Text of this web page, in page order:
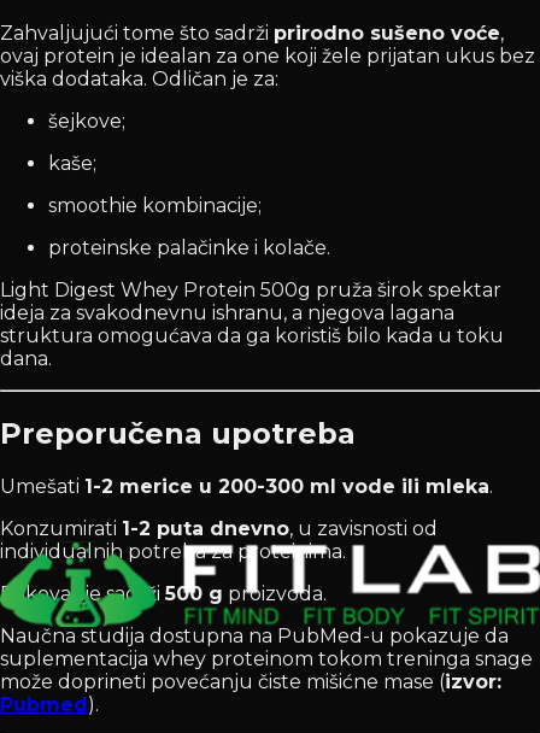
Zahvaljujući tome što sadrži prirodno sušeno voće,
ovaj protein je idealan za one koji žele prijatan ukus bez
viška dodataka. Odličan je za:
šejkove;
kaše;
smoothie kombinacije;
proteinske palačinke i kolače.
Light Digest Whey Protein 500g pruža širok spektar
ideja za svakodnevnu ishranu, a njegova lagana
struktura omogućava da ga koristiš bilo kada u toku
dana.
Preporučena upotreba
Umešati 1-2 merice u 200-300 ml vode ili mleka.
Konzumirati 1-2 puta dnevno, u zavisnosti od
individualnih potreba za proteinima.
Pakovanje sadrži500 g proizvoda.
Naučna studija dostupna na PubMed-u pokazuje da
suplementacija whey proteinom tokom treninga snage
može doprineti povećanju čiste mišićne mase (izvor:
Pubmed ).